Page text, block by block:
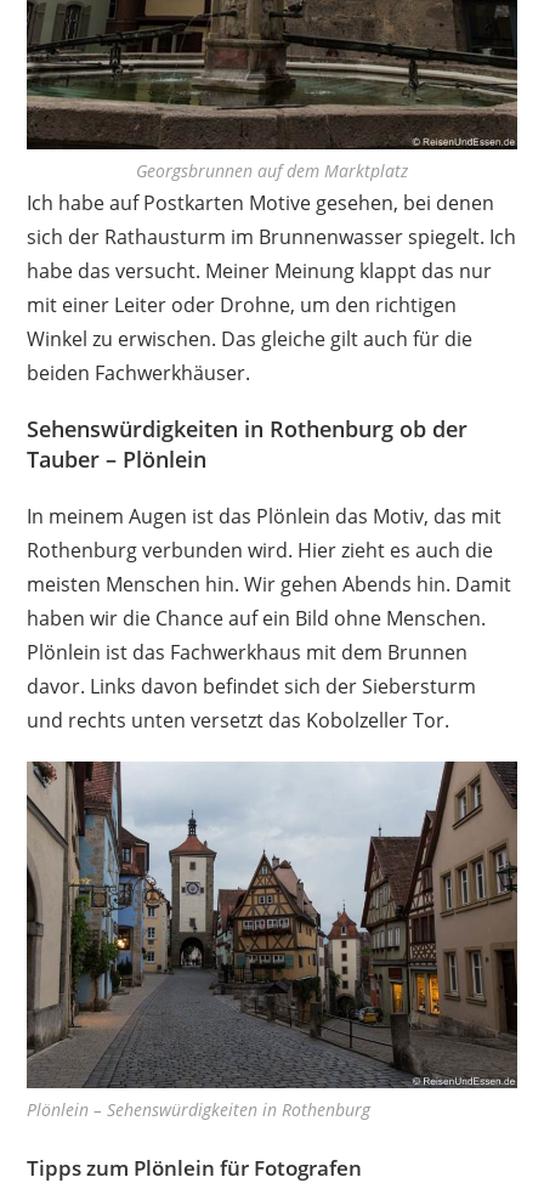
Georgsbrunnen auf dem Marktplatz
Ich habe auf Postkarten Motive gesehen, bei denen
sich der Rathausturm im Brunnenwasser spiegelt. Ich
habe das versucht. Meiner Meinung klappt das nur
mit einer Leiter oder Drohne, um den richtigen
Winkel zu erwischen. Das gleiche gilt auch für die
beiden Fachwerkhäuser.
Sehenswürdigkeiten in Rothenburg ob der
Tauber – Plönlein
In meinem Augen ist das Plönlein das Motiv, das mit
Rothenburg verbunden wird. Hier zieht es auch die
meisten Menschen hin. Wir gehen Abends hin. Damit
haben wir die Chance auf ein Bild ohne Menschen.
Plönlein ist das Fachwerkhaus mit dem Brunnen
davor. Links davon befindet sich der Siebersturm
und rechts unten versetzt das Kobolzeller Tor.
Plönlein – Sehenswürdigkeiten in Rothenburg
Tipps zum Plönlein für Fotografen